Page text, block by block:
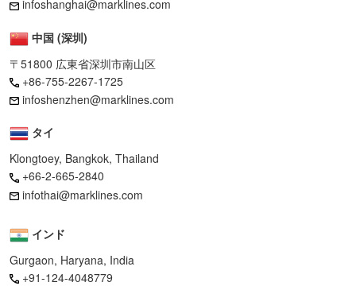
infoshanghai@marklines.com
中国 (深圳)
〒51800 広東省深圳市南山区
+86-755-2267-1725
infoshenzhen@marklines.com
タイ
Klongtoey, Bangkok, Thailand
+66-2-665-2840
infothai@marklines.com
インド
Gurgaon, Haryana, India
+91-124-4048779